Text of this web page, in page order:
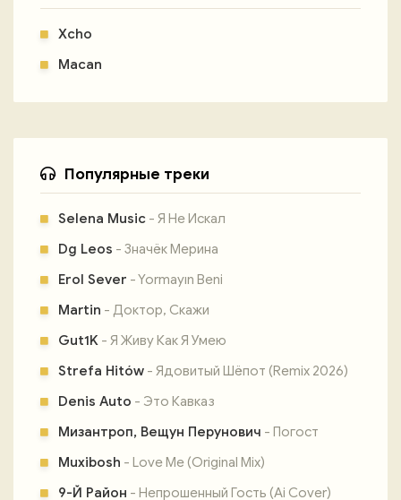
Xcho
Macan
Популярные треки
Selena Music - Я Не Искал
Dg Leos - Значёк Мерина
Erol Sever - Yormayın Beni
Martin - Доктор, Скажи
Gut1K - Я Живу Как Я Умею
Strefa Hitów - Ядовитый Шёпот (Remix 2026)
Denis Auto - Это Кавказ
Мизантроп, Вещун Перунович - Погост
Muxibosh - Love Me (Original Mix)
9-Й Район - Непрошенный Гость (Ai Cover)